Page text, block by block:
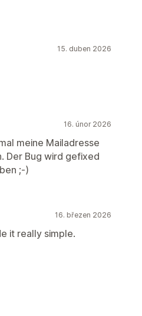
15. duben 2026
16. únor 2026
meine Mailadresse
Der Bug wird gefixed
;-)
16. březen 2026
it really simple.